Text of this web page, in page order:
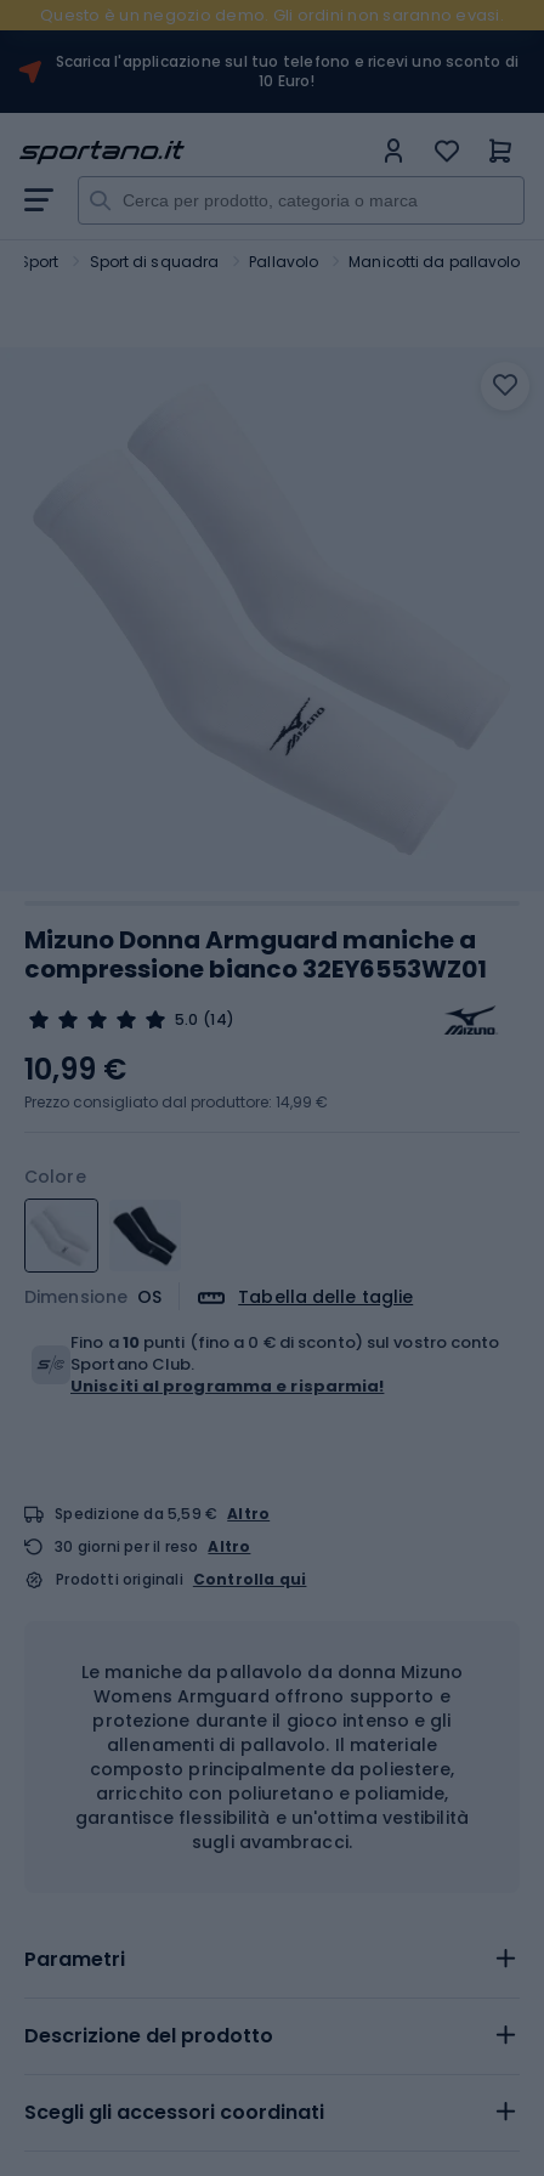
Questo è un negozio demo. Gli ordini non saranno evasi.
Scarica l'applicazione sul tuo telefono e ricevi uno sconto di
10 Euro!
Sport Sport di squadra Pallavolo Manicotti da pallavolo
Mizuno Donna Armguard maniche a
compressione bianco 32EY6553WZ01
5.0 (14)
Colore
Dimensione OS Tabella delle taglie
10,99 €
Prezzo consigliato dal produttore: 14,99 €
Fino a10 punti (fino a 0 € di sconto) sul vostro conto
Sportano Club.
Unisciti al programma e risparmia!
Spedizione da 5,59 € Altro
30 giorni per il reso Altro
Prodotti originali Controlla qui
Le maniche da pallavolo da donna Mizuno
Womens Armguard offrono supporto e
protezione durante il gioco intenso e gli
allenamenti di pallavolo. Il materiale
composto principalmente da poliestere,
arricchito con poliuretano e poliamide,
garantisce flessibilità e un'ottima vestibilità
sugli avambracci.
Parametri
Descrizione del prodotto
Scegli gli accessori coordinati